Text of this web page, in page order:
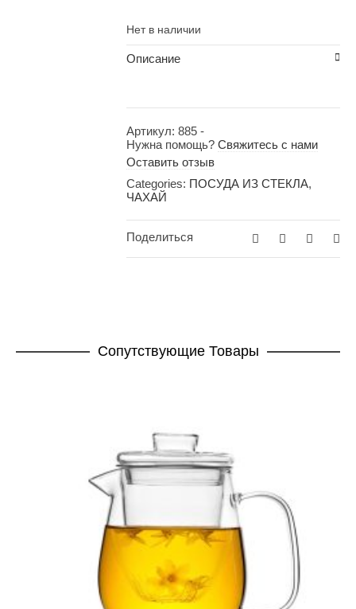
Нет в наличии
Описание
Артикул: 885-
Нужна помощь? Свяжитесь с нами
Оставить отзыв
Categories: ПОСУДА ИЗ СТЕКЛА,
ЧАХАЙ
Поделиться
Cопутствующие Товары